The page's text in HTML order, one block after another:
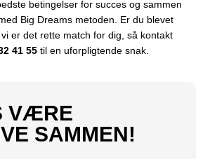
betingelser for succes og sammen
Big Dreams metoden. Er du blevet
er det rette match for dig, så kontakt
41 55 til en uforpligtende snak.
VÆRE
SAMMEN!